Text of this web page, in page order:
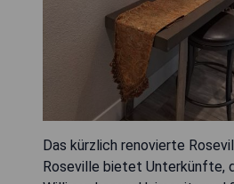
Das kürzlich renovierte
Roseville bietet Unterkünfte,